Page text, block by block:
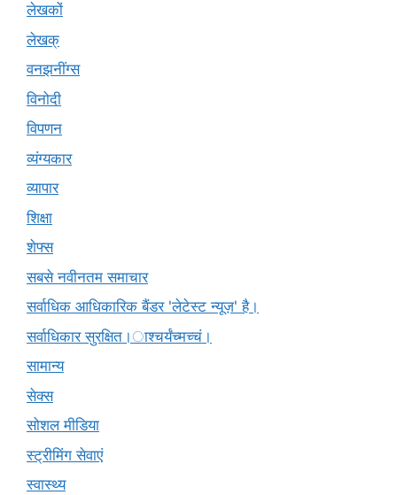
लेखकों
लेखक्
वनझनींग्स
विनोदी
विपणन
व्यंग्यकार
व्यापार
शिक्षा
शेफ्स
सबसे नवीनतम समाचार
सर्वाधिक आधिकारिक बैंडर 'लेटेस्ट न्यूज़' है।
सर्वाधिकार सुरक्षित।ाश्चर्यंच्मच्चं।
सामान्य
सेक्स
सोशल मीडिया
स्ट्रीमिंग सेवाएं
स्वास्थ्य